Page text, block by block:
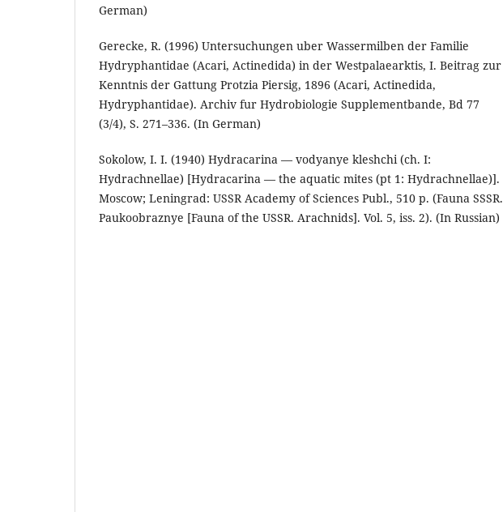
German)
Gerecke, R. (1996) Untersuchungen uber Wassermilben der Familie
Hydryphantidae (Acari, Actinedida) in der Westpalaearktis, I. Beitrag zur
Kenntnis der Gattung Protzia Piersig, 1896 (Acari, Actinedida,
Hydryphantidae). Archiv fur Hydrobiologie Supplementbande, Bd 77
(3/4), S. 271–336. (In German)
Sokolow, I. I. (1940) Hydracarina — vodyanye kleshchi (ch. I:
Hydrachnellae) [Hydracarina — the aquatic mites (pt 1: Hydrachnellae)].
Moscow; Leningrad: USSR Academy of Sciences Publ., 510 p. (Fauna SSSR.
Paukoobraznye [Fauna of the USSR. Arachnids]. Vol. 5, iss. 2). (In Russian)